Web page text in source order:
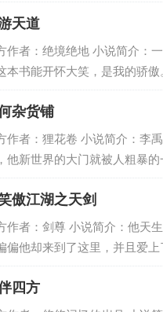
天道
作者：绝境绝地 小说简介：
本书能开怀大笑，是我的骄
杂货铺
作者：狸花卷 小说简介：李
他新世界的大门就被人粗暴
傲江湖之天剑
作者：剑尊 小说简介：他天
偏他却来到了这里，并且爱
四方